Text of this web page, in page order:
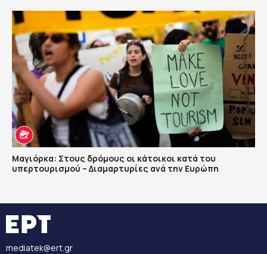
Μαγιόρκα: Στους δρόμους οι κάτοικοι κατά του
υπερτουρισμού – Διαμαρτυρίες ανά την Ευρώπη
mediatek@ert.gr